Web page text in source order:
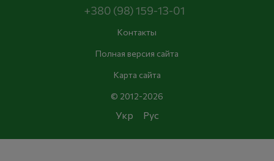
+380 (98) 159-13-01
Контакты
Полная версия сайта
Карта сайта
© 2012-2026
Укр Рус